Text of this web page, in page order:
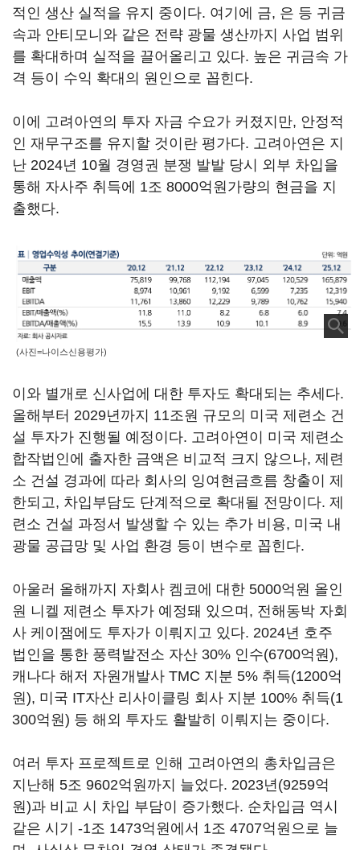
적인 생산 실적을 유지 중이다. 여기에 금, 은 등 귀금
속과 안티모니와 같은 전략 광물 생산까지 사업 범위
를 확대하며 실적을 끌어올리고 있다. 높은 귀금속 가
격 등이 수익 확대의 원인으로 꼽힌다.
이에 고려아연의 투자 자금 수요가 커졌지만, 안정적
인 재무구조를 유지할 것이란 평가다. 고려아연은 지
난 2024년 10월 경영권 분쟁 발발 당시 외부 차입을
통해 자사주 취득에 1조 8000억원가량의 현금을 지
출했다.
(사진=나이스신용평가)
이와 별개로 신사업에 대한 투자도 확대되는 추세다.
올해부터 2029년까지 11조원 규모의 미국 제련소 건
설 투자가 진행될 예정이다. 고려아연이 미국 제련소
합작법인에 출자한 금액은 비교적 크지 않으나, 제련
소 건설 경과에 따라 회사의 잉여현금흐름 창출이 제
한되고, 차입부담도 단계적으로 확대될 전망이다. 제
련소 건설 과정서 발생할 수 있는 추가 비용, 미국 내
광물 공급망 및 사업 환경 등이 변수로 꼽힌다.
아울러 올해까지 자회사 켐코에 대한 5000억원 올인
원 니켈 제련소 투자가 예정돼 있으며, 전해동박 자회
사 케이잼에도 투자가 이뤄지고 있다. 2024년 호주
법인을 통한 풍력발전소 자산 30% 인수(6700억원),
캐나다 해저 자원개발사 TMC 지분 5% 취득(1200억
원), 미국 IT자산 리사이클링 회사 지분 100% 취득(1
300억원) 등 해외 투자도 활발히 이뤄지는 중이다.
여러 투자 프로젝트로 인해 고려아연의 총차입금은
지난해 5조 9602억원까지 늘었다. 2023년(9259억
원)과 비교 시 차입 부담이 증가했다. 순차입금 역시
같은 시기 -1조 1473억원에서 1조 4707억원으로 늘